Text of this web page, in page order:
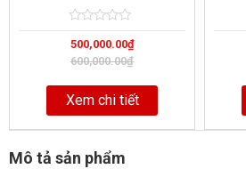
0
out
of
600,000.00₫
500,000.00₫
Xem chi tiết
Mô tả sản phẩm